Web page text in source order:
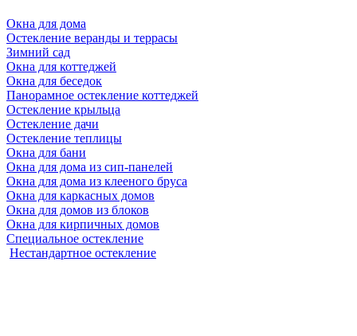
Окна для дома
Остекление веранды и террасы
Зимний сад
Окна для коттеджей
Окна для беседок
Панорамное остекление коттеджей
Остекление крыльца
Остекление дачи
Остекление теплицы
Окна для бани
Окна для дома из сип-панелей
Окна для дома из клееного бруса
Окна для каркасных домов
Окна для домов из блоков
Окна для кирпичных домов
Специальное остекление
Нестандартное остекление